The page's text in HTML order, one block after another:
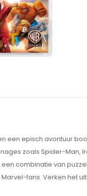
een episch avontuur
zoals Spider-Man,
combinatie van
fans. Verken het